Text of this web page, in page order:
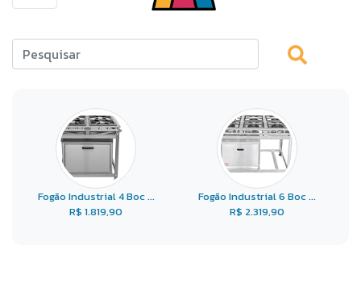
Fogão Industrial 4 Boc ...
R$ 1.819,90
Fogão Industrial 6 Boc ...
R$ 2.319,90